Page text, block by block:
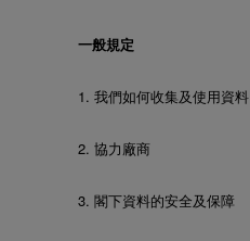
一般規定
1. 我們如何收集及使用資料
2. 協力廠商
3. 閣下資料的安全及保障